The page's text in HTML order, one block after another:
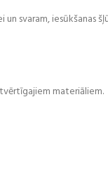
svaram,
materiāliem.